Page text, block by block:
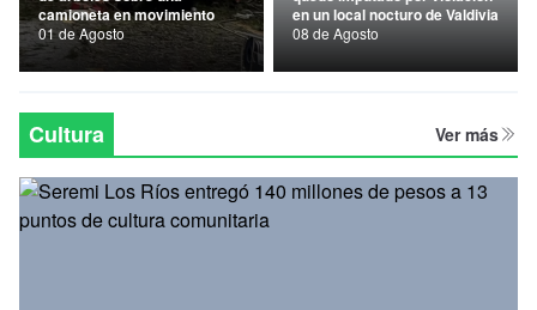
Nacional
Política
Regional
camioneta en movimiento
01 de Agosto
en un local nocturo de Valdivia
08 de Agosto
Cultura Ver más